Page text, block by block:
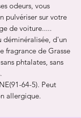
odeurs, vous
pulvériser sur votre
de voiture.....
déminéralisée, d'un
fragrance de Grasse
phtalates, sans
64-5). Peut
allergique.